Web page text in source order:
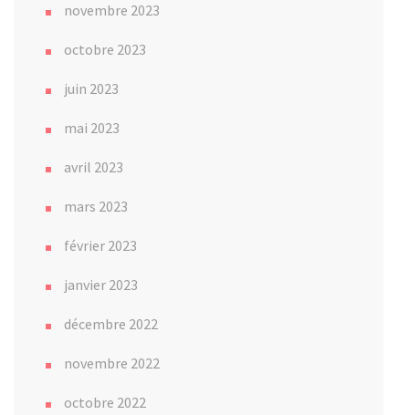
novembre 2023
octobre 2023
juin 2023
mai 2023
avril 2023
mars 2023
février 2023
janvier 2023
décembre 2022
novembre 2022
octobre 2022